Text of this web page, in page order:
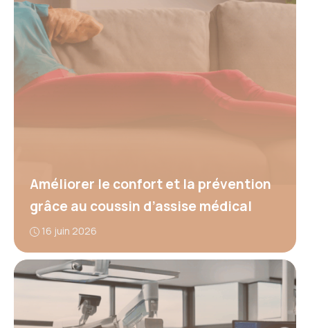
Améliorer le confort et la prévention
grâce au coussin d’assise médical
16 juin 2026